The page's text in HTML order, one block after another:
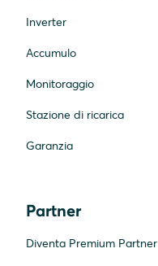
Inverter
Accumulo
Monitoraggio
Stazione di ricarica
Garanzia
Partner
Diventa Premium Partner